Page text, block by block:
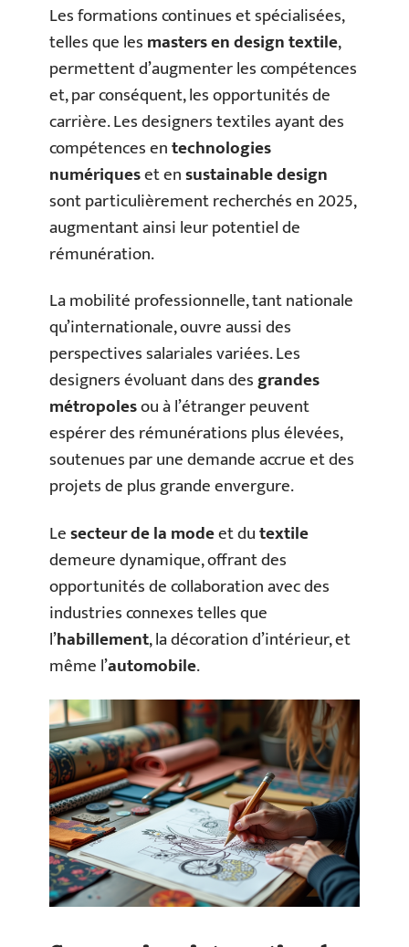
Les formations continues et spécialisées,
telles que lesmasters en design textile,
permettent d’augmenter les compétences
et, par conséquent, les opportunités de
carrière. Les designers textiles ayant des
compétences entechnologies
numériqueset ensustainable design
sont particulièrement recherchés en 2025,
augmentant ainsi leur potentiel de
rémunération.
La mobilité professionnelle, tant nationale
qu’internationale, ouvre aussi des
perspectives salariales variées. Les
designers évoluant dans desgrandes
métropolesou à l’étranger peuvent
espérer des rémunérations plus élevées,
soutenues par une demande accrue et des
projets de plus grande envergure.
Lesecteur de la modeet dutextile
demeure dynamique, offrant des
opportunités de collaboration avec des
industries connexes telles que
l’habillement, la décoration d’intérieur, et
même l’automobile.